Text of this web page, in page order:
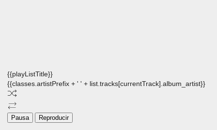
{{playListTitle}}
{{classes.artistPrefix + ' ' + list.tracks[currentTrack].album_artist}}
Pausa Reproducir